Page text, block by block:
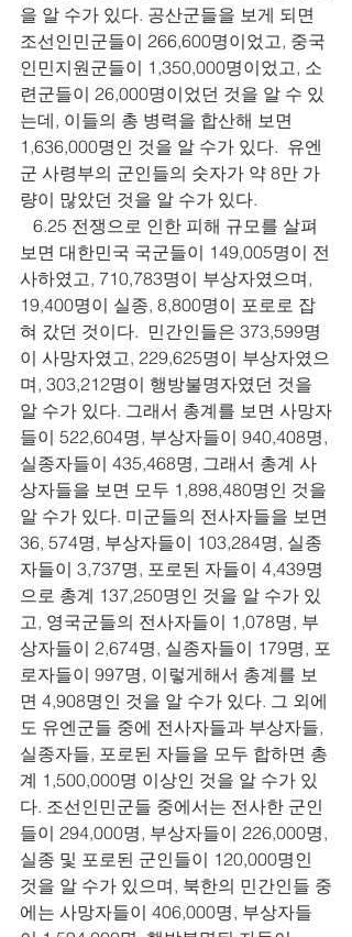
을 알 수가 있다. 공산군들을 보게 되면
조선인민군들이 266,600명이었고, 중국
인민지원군들이 1,350,000명이었고, 소
련군들이 26,000명이었던 것을 알 수 있
는데, 이들의 총 병력을 합산해 보면
1,636,000명인 것을 알 수가 있다.  유엔
군 사령부의 군인들의 숫자가 약 8만 가
량이 많았던 것을 알 수가 있다.
6.25 전쟁으로 인한 피해 규모를 살펴
보면 대한민국 국군들이 149,005명이 전
사하였고, 710,783명이 부상자였으며,
19,400명이 실종, 8,800명이 포로로 잡
혀 갔던 것이다.  민간인들은 373,599명
이 사망자였고, 229,625명이 부상자였으
며, 303,212명이 행방불명자였던 것을
알 수가 있다. 그래서 총계를 보면 사망자
들이 522,604명, 부상자들이 940,408명,
실종자들이 435,468명, 그래서 총계 사
상자들을 보면 모두 1,898,480명인 것을
알 수가 있다. 미군들의 전사자들을 보면
36, 574명, 부상자들이 103,284명, 실종
자들이 3,737명, 포로된 자들이 4,439명
으로 총계 137,250명인 것을 알 수가 있
고, 영국군들의 전사자들이 1,078명, 부
상자들이 2,674명, 실종자들이 179명, 포
로자들이 997명, 이렇게해서 총계를 보
면 4,908명인 것을 알 수가 있다. 그 외에
도 유엔군들 중에 전사자들과 부상자들,
실종자들, 포로된 자들을 모두 합하면 총
계 1,500,000명 이상인 것을 알 수가 있
다. 조선인민군들 중에서는 전사한 군인
들이 294,000명, 부상자들이 226,000명,
실종 및 포로된 군인들이 120,000명인
것을 알 수가 있으며, 북한의 민간인들 중
에는 사망자들이 406,000명, 부상자들